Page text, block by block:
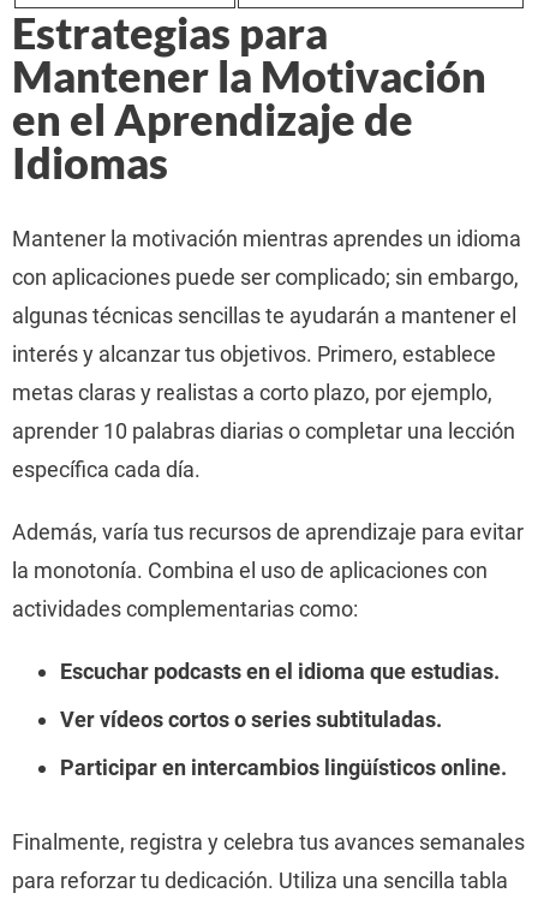
Estrategias para
Mantener la Motivación
en el Aprendizaje de
Idiomas
Mantener la motivación mientras aprendes un idioma
con aplicaciones puede ser complicado; sin embargo,
algunas técnicas sencillas te ayudarán a mantener el
interés y alcanzar tus objetivos. Primero, establece
metas claras y realistas a corto plazo, por ejemplo,
aprender 10 palabras diarias o completar una lección
específica cada día.
Además, varía tus recursos de aprendizaje para evitar
la monotonía. Combina el uso de aplicaciones con
actividades complementarias como:
Escuchar podcasts en el idioma que estudias.
Ver vídeos cortos o series subtituladas.
Participar en intercambios lingüísticos online.
Finalmente, registra y celebra tus avances semanales
para reforzar tu dedicación. Utiliza una sencilla tabla